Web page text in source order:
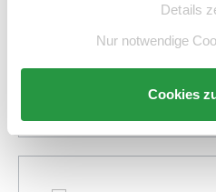
Details
Nur notwendige
Cookies
2.475,37 €